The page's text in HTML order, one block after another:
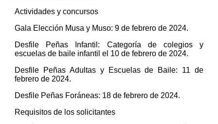
Actividades y concursos
Gala Elección Musa y Muso: 9 de febrero de 2024.
Desfile Peñas Infantil: Categoría de colegios y
escuelas de baile infantil el 10 de febrero de 2024.
Desfile Peñas Adultas y Escuelas de Baile: 11 de
febrero de 2024.
Desfile Peñas Foráneas: 18 de febrero de 2024.
Requisitos de los solicitantes